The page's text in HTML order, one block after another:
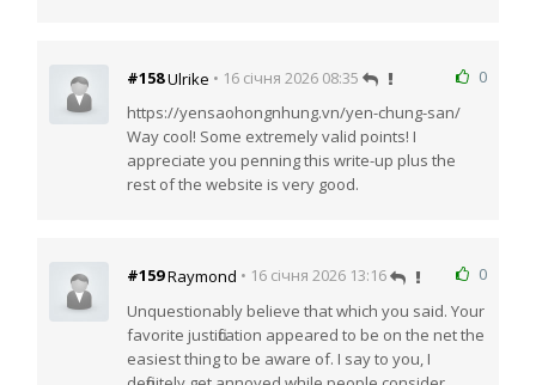
0
#158Ulrike • 16 січня 2026 08:35
https://yensaohongnhung.vn/yen-chung-san/
Way cool! Some extremely valid points! I
appreciate you penning this write-up plus the
rest of the website is very good.
0
#159Raymond • 16 січня 2026 13:16
Unquestionably believe that which you said. Your
favorite justification appeared to be on the net the
easiest thing to be aware of. I say to you, I